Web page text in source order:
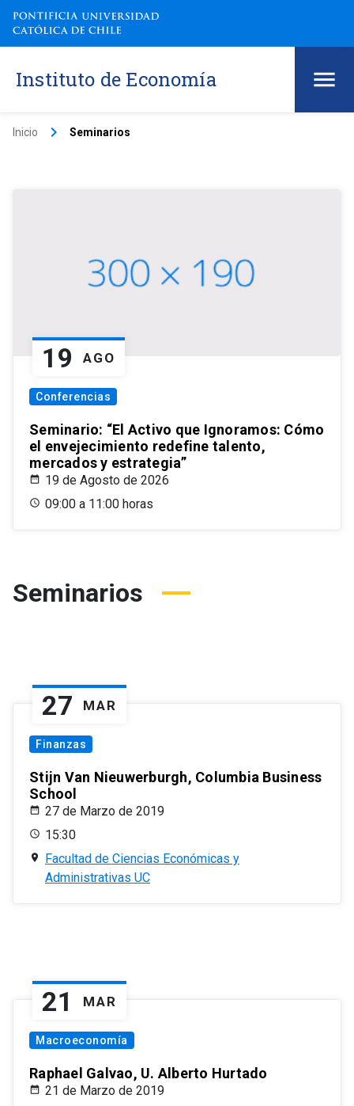
Instituto de Economía
Inicio keyboard_arrow_right Seminarios
19 AGO
Conferencias
Seminario: “El Activo que Ignoramos: Cómo
el envejecimiento redefine talento,
mercados y estrategia”
19 de Agosto de 2026
09:00 a 11:00 horas
Seminarios
27 MAR
Finanzas
Stijn Van Nieuwerburgh, Columbia Business
School
27 de Marzo de 2019
15:30
Facultad de Ciencias Económicas y
Administrativas UC
21 MAR
Macroeconomía
Raphael Galvao, U. Alberto Hurtado
21 de Marzo de 2019